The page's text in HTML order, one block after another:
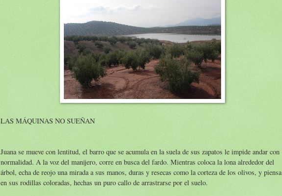
LAS MÁQUINAS NO SUEÑAN
Juana se mueve con lentitud, el barro que se acumula en la suela de sus zapatos le impide andar con
normalidad. A la voz del manijero, corre en busca del fardo. Mientras coloca la lona alrededor del
árbol, echa de reojo una mirada a sus manos, duras y resecas como la corteza de los olivos, y piensa
en sus rodillas coloradas, hechas un puro callo de arrastrarse por el suelo.